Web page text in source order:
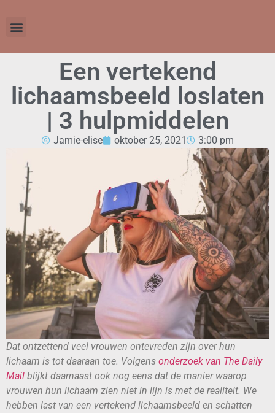
Een vertekend
lichaamsbeeld loslaten
| 3 hulpmiddelen
Jamie-elise oktober 25, 2021 3:00 pm
Dat ontzettend veel vrouwen ontevreden zijn over hun
lichaam is tot daaraan toe. Volgens onderzoek van The Daily
Mail blijkt daarnaast ook nog eens dat de manier waarop
vrouwen hun lichaam zien niet in lijn is met de realiteit. We
hebben last van een vertekend lichaamsbeeld en schatten